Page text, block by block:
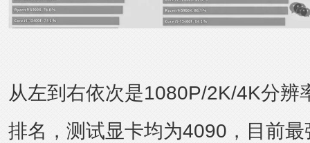
从左到右依次是1080P/2K/4K分辨
排名，测试显卡均为4090，目前最